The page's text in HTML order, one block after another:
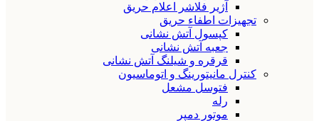
آژیر فلاشر اعلام حریق
تجهیزات اطفاء حریق
کپسول آتش نشانی
جعبه آتش نشانی
قرقره و شیلنگ آتش نشانی
کنترل مانیتورینگ و اتوماسیون
فتوسل مشعل
رله
موتور دمپر